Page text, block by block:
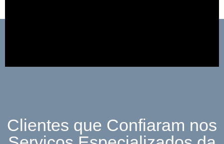
Clientes que Confiaram nos